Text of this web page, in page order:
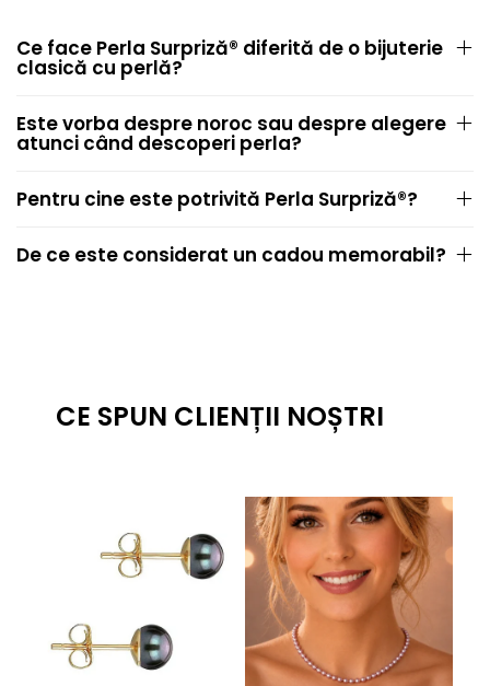
Ce face Perla Surpriză® diferită de o bijuterie
clasică cu perlă?
Este vorba despre noroc sau despre alegere
atunci când descoperi perla?
Pentru cine este potrivită Perla Surpriză®?
De ce este considerat un cadou memorabil?
CE SPUN CLIENȚII NOȘTRI